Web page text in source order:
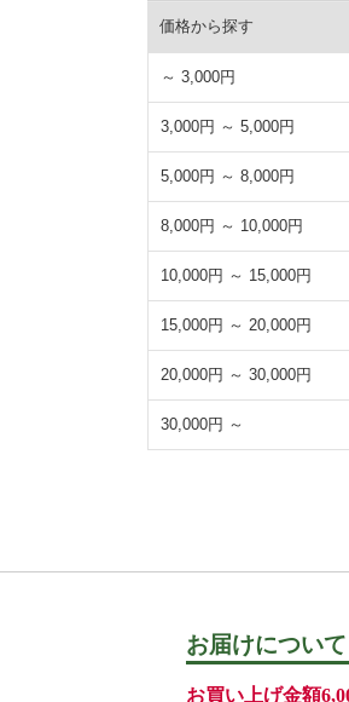
価格から探す
～ 3,000円
3,000円 ～ 5,000円
5,000円 ～ 8,000円
8,000円 ～ 10,000円
10,000円 ～ 15,000円
15,000円 ～ 20,000円
20,000円 ～ 30,000円
30,000円 ～